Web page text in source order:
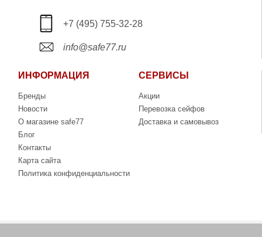
+7 (495) 755-32-28
info@safe77.ru
ИНФОРМАЦИЯ
Бренды
Новости
О магазине safe77
Блог
Контакты
Карта сайта
Политика конфиденциальности
СЕРВИСЫ
Акции
Перевозка сейфов
Доставка и самовывоз